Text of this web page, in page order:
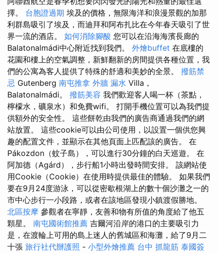
擇。 台胞證過期 埃及的價格，無限海洋和浪漫景觀的加那
利群島吸引了埃及，而迪拜和阿布扎比在今年春天吸引了世
界一流的酒店。 如何消除腳酸 您可以在沿海海濱長廊的
Balatonalmádi中心附近找到我們。 外燴buffet 在底樓的
花園和樓上的空氣調整，新鮮翻新的房間提供各種位置，我
們的公寓為客人提供了特殊的舒適和美妙的全景。 撥筋禁
忌 Gutenberg 南屯推拿 外牆 漏水 Villa，
Balatonalmádi。 撥筋美容 我們歡迎客人喝一杯（茶點，
檸檬水，礦泉水）和免費wifi。 打開手機位置可以為我們提
供額外的安全性。 這些餅乾由我們的廣告商通過我們的網
站放置。 這些cookie可以由公司使用，以設置一個供您興
趣的配置文件，並顯示在其他頁面上匹配該的廣告。 在
Pákozdon（蚊子島），可以進行30分鐘的白天巡遊。 在
阿加德（Agárd），步行船1小時出發時間安排。 該網站使
用Cookie（Cookie）在使用時提供最佳的體驗。 如果我們
要在9月24度游泳，可以從密歇根湖上的數十個沙灘之一的
市中心步行一小段路，或者在該地區發現小鎮渡假勝地。
北區按摩 參觀者在寧靜，友善和物有所值的角度給了他五
顆星。 南屯國術館推薦 吉爾河沿岸的港口的主要吸引力
是，在渡輪上可用的島上迷人的舊城區和海灘，給了9月二
十張 旅行社代辦護照 - 小型外燴推薦 台中 抓龍筋 泰國簽